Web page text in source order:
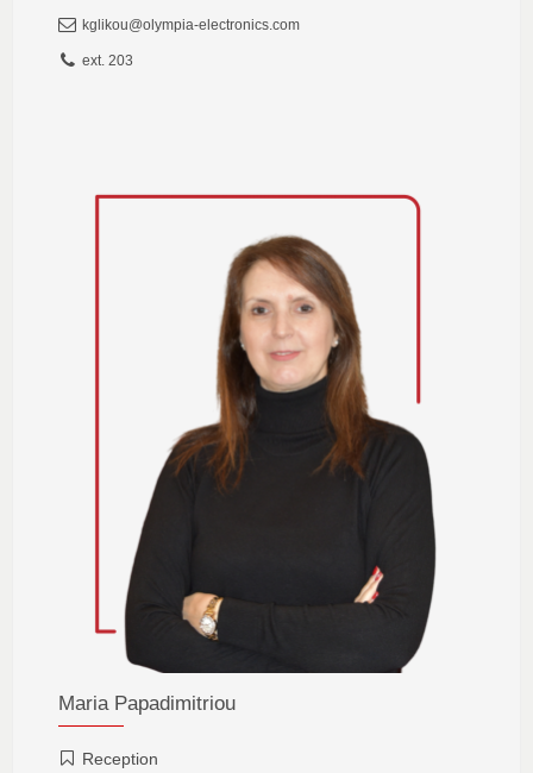
kglikou@olympia-electronics.com
ext. 203
Maria Papadimitriou
Reception